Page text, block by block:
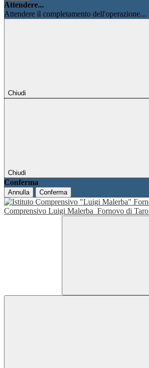
Attendere...
Attendere il completamento dell'operazione...
Chiudi
Chiudi
Conferma
Annulla Conferma
Comprensivo Luigi Malerba Fornovo di Taro